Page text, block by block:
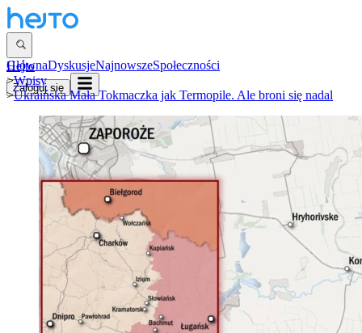
GłównaDyskusjeNajnowszeSpołeczności
Zaloguj się
Hejto
>Wpisy
>Ukraińska Mała Tokmaczka jak Termopile. Ale broni się nadal